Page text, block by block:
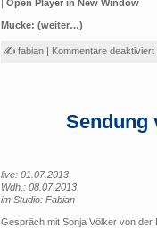
| Open Player in New Window
Mucke: (weiter…)
✍ fabian | Kommentare deaktiviert
Sendung
live: 01.07.2013
Wdh.: 08.07.2013
im Studio: Fabian
Gespräch mit Sonja Völker von